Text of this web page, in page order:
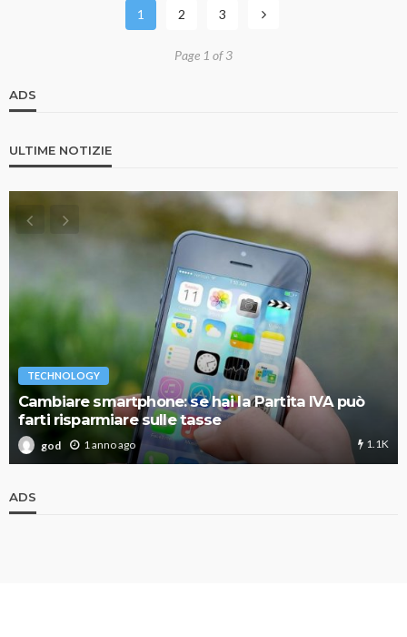
1 2 3
Page 1 of 3
ADS
ULTIME NOTIZIE
TECHNOLOGY
Cambiare smartphone: se hai la Partita IVA può
farti risparmiare sulle tasse
god 1 anno ago 1.1K
ADS